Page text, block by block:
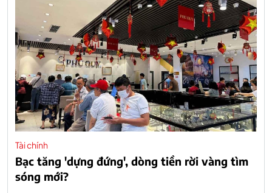
Tài chính
Bạc tăng 'dựng đứng', dòng tiền rời vàng tìm
sóng mới?